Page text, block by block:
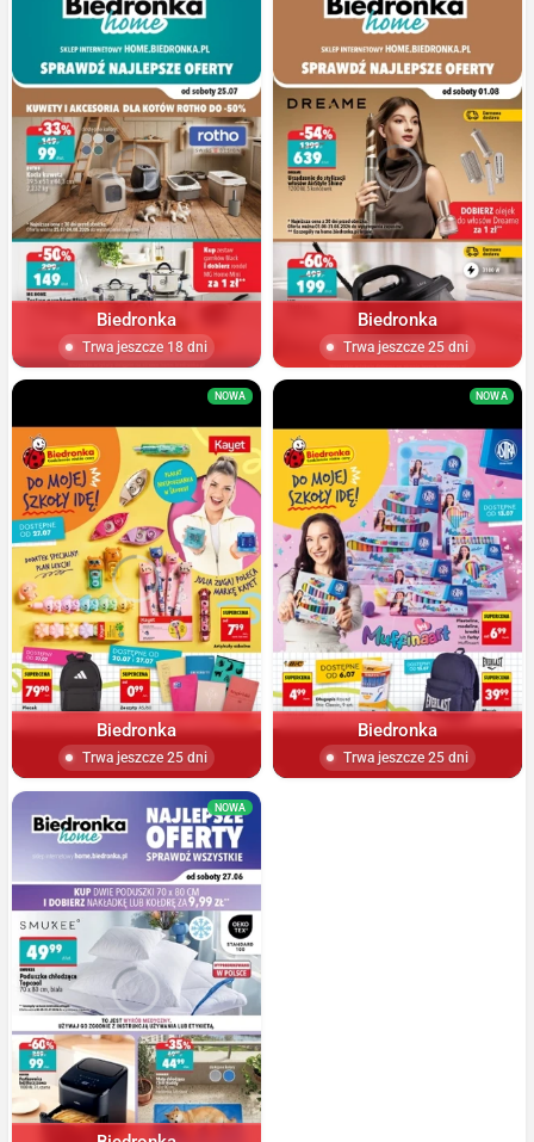
Biedronka
Trwa jeszcze 18 dni
Biedronka
Trwa jeszcze 25 dni
NOWA
Biedronka
Trwa jeszcze 25 dni
NOWA
Biedronka
Trwa jeszcze 25 dni
NOWA